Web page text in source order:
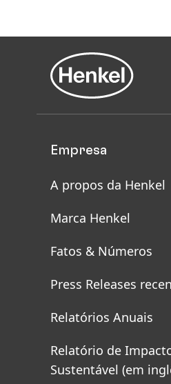
Empresa
A propos da Henkel
Marca Henkel
Fatos & Números
Press Releases
Relatórios Anuais
Relatório de
Sustentável (em